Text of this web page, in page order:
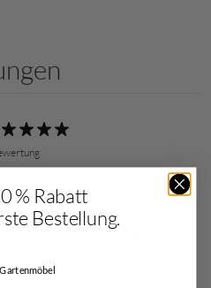
% Rabatt
Bestellung.